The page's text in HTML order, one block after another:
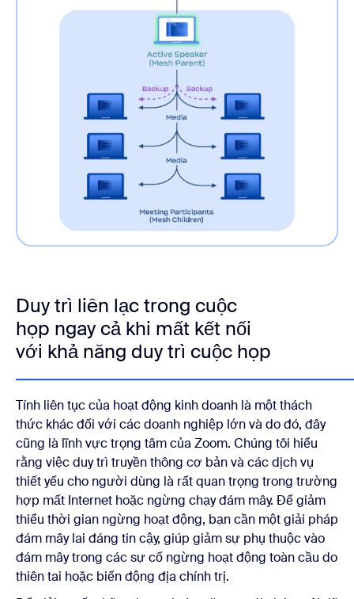
Duy trì liên lạc trong cuộc
họp ngay cả khi mất kết nối
với khả năng duy trì cuộc họp
Tính liên tục của hoạt động kinh doanh là một thách
thức khác đối với các doanh nghiệp lớn và do đó, đây
cũng là lĩnh vực trọng tâm của Zoom. Chúng tôi hiểu
rằng việc duy trì truyền thông cơ bản và các dịch vụ
thiết yếu cho người dùng là rất quan trọng trong trường
hợp mất Internet hoặc ngừng chạy đám mây. Để giảm
thiểu thời gian ngừng hoạt động, bạn cần một giải pháp
đám mây lai đáng tin cậy, giúp giảm sự phụ thuộc vào
đám mây trong các sự cố ngừng hoạt động toàn cầu do
thiên tai hoặc biến động địa chính trị.